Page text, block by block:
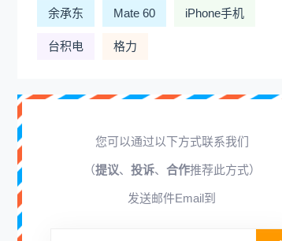
余承东 Mate 60 iPhone手机
台积电 格力
您可以通过以下方式联系我们
（提议、 投诉、 合作推荐此方式）
发送邮件Email到